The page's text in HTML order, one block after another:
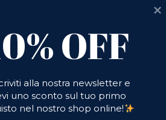
OFF
alla nostra newsletter e
uno sconto sul tuo primo
nel nostro shop online!
OFF